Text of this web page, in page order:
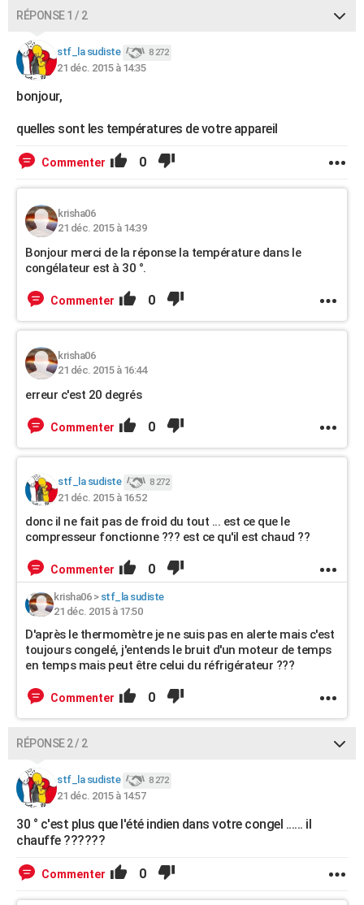
S'inscrire
Se connecter
Lycées
Collèges
Primaires
Universités
Entreprises
Service militaire
Avis de recherche
AVIS DE DÉCÈS
FORUM
Bricolage
Lifestyle
Culture
Sport
Auto
Television
Voyage
Cinema
RÉPONSE 1 / 2
stf_la sudiste 8 272
21 déc. 2015 à 14:35
bonjour,
quelles sont les températures de votre appareil
Commenter 0
krisha06
21 déc. 2015 à 14:39
Bonjour merci de la réponse la température dans le
congélateur est à 30 °.
Commenter 0
krisha06
21 déc. 2015 à 16:44
erreur c'est 20 degrés
Commenter 0
stf_la sudiste 8 272
21 déc. 2015 à 16:52
donc il ne fait pas de froid du tout ... est ce que le
compresseur fonctionne ??? est ce qu'il est chaud ??
Commenter 0
krisha06> stf_la sudiste
21 déc. 2015 à 17:50
D'après le thermomètre je ne suis pas en alerte mais c'est
toujours congelé, j'entends le bruit d'un moteur de temps
en temps mais peut être celui du réfrigérateur ???
Commenter 0
RÉPONSE 2 / 2
stf_la sudiste 8 272
21 déc. 2015 à 14:57
30 ° c'est plus que l'été indien dans votre congel ...... il
chauffe ??????
Commenter 0